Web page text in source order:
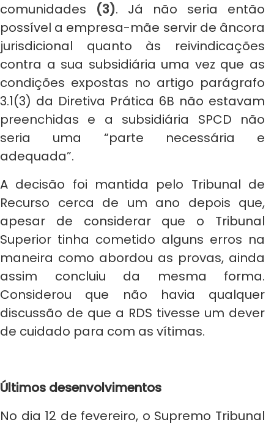
comunidades (3). Já não seria então
possível a empresa-mãe servir de âncora
jurisdicional quanto às reivindicações
contra a sua subsidiária uma vez que as
condições expostas no artigo parágrafo
3.1(3) da Diretiva Prática 6B não estavam
preenchidas e a subsidiária SPCD não
seria uma “parte necessária e
adequada”.
A decisão foi mantida pelo Tribunal de
Recurso cerca de um ano depois que,
apesar de considerar que o Tribunal
Superior tinha cometido alguns erros na
maneira como abordou as provas, ainda
assim concluiu da mesma forma.
Considerou que não havia qualquer
discussão de que a RDS tivesse um dever
de cuidado para com as vítimas.
Últimos desenvolvimentos
No dia 12 de fevereiro, o Supremo Tribunal